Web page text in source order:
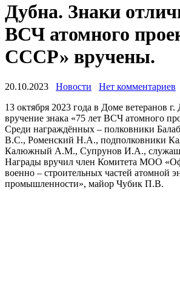
Дубна. Знаки
ВСЧ атомного
СССР» вручены.
20.10.2023 Новости
Нет комментариев
13 октября 2023 года в Доме ветеранов
вручение знака «75 лет ВСЧ атомного
Среди награждённых – полковники
В.С., Роменский Н.А., подполковники
Калюжный А.М., Супрунов И.А.,
Награды вручил член Комитета МОО
военно – строительных частей атомной
промышленности», майор Чубик П.В.